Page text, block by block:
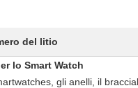
del litio
lo Smart Watch
gli anelli, il